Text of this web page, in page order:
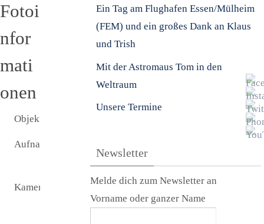
Fotoi
nfor
mati
onen
Objekt:
Aufnamezeit:
Kamera:
ASI_178 MC
(ungekühlt)
Ein Tag am Flughafen Essen/Mülheim
(FEM) und ein großes Dank an Klaus
und Trish
Mit der Astromaus Tom in den
Weltraum
Unsere Termine
Newsletter
Melde dich zum Newsletter an
Vorname oder ganzer Name